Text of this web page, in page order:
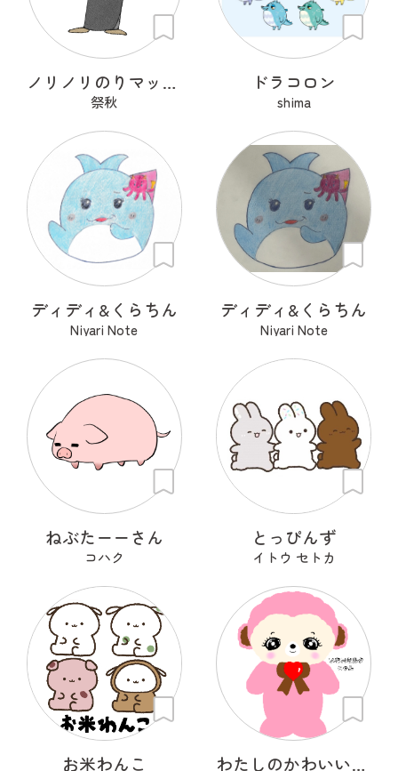
ノリノリのりマッキーさん
祭秋
ドラコロン
shima
ディディ&くらちん
Niyari Note
ディディ&くらちん
Niyari Note
ねぶたーーさん
コハク
とっぴんず
イトウ セトカ
お米わんこ わたしのかわいいせかい